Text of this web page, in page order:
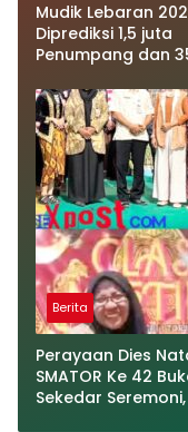
Mudik Lebaran
Diprediksi 1,5 juta
Penumpang dan
Menyeberang dari
Sumatera menuju
Berita
Perayaan Dies
SMATOR Ke 42
Sekedar